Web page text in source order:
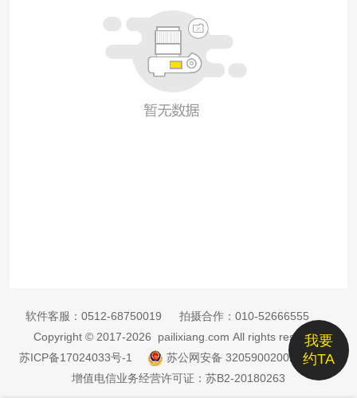
我要
约TA
软件客服： 0512-68750019 拍摄合作： 010-52666555
Copyright © 2017-2026 pailixiang.com All rights reserved
苏ICP备17024033号-1
苏公网安备 32059002002885号
增值电信业务经营许可证：苏B2-20180263